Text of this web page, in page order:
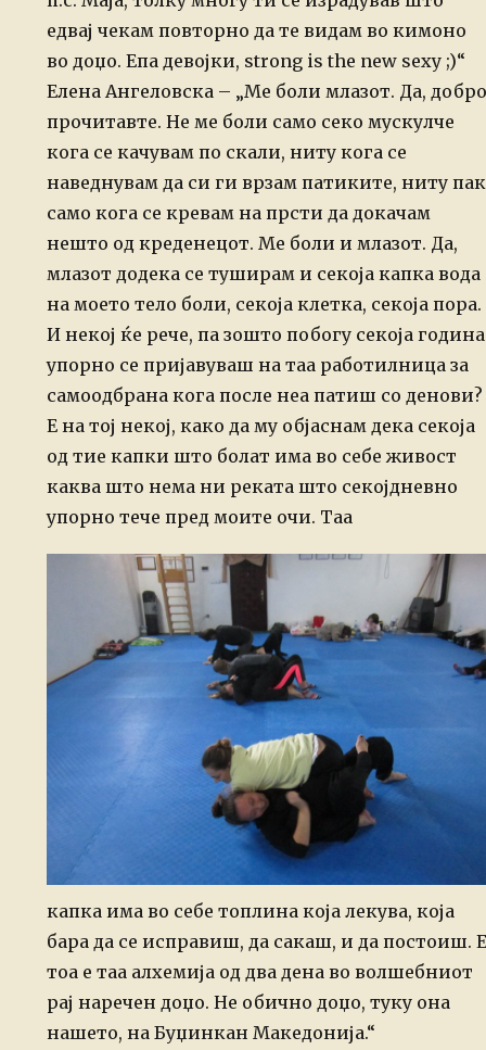
едвај чекам повторно да те видам во кимоно
во доџо. Епа девојки, strong is the new sexy ;)“
Елена Ангеловска – „Ме боли млазот. Да, добро
прочитавте. Не ме боли само секо мускулче
кога се качувам по скали, ниту кога се
наведнувам да си ги врзам патиките, ниту пак
само кога се кревам на прсти да докачам
нешто од креденецот. Ме боли и млазот. Да,
млазот додека се туширам и секоја капка вода
на моето тело боли, секоја клетка, секоја пора.
И некој ќе рече, па зошто побогу секоја година
упорно се пријавуваш на таа работилница за
самоодбрана кога после неа патиш со денови?
Е на тој некој, како да му објаснам дека секоја
од тие капки што болат има во себе живост
каква што нема ни реката што секојдневно
упорно тече пред моите очи. Таа
капка има во себе топлина која лекува, која
бара да се исправиш, да сакаш, и да постоиш. Е
тоа е таа алхемија од два дена во волшебниот
рај наречен доџо. Не обично доџо, туку она
нашето, на Буџинкан Македонија.“